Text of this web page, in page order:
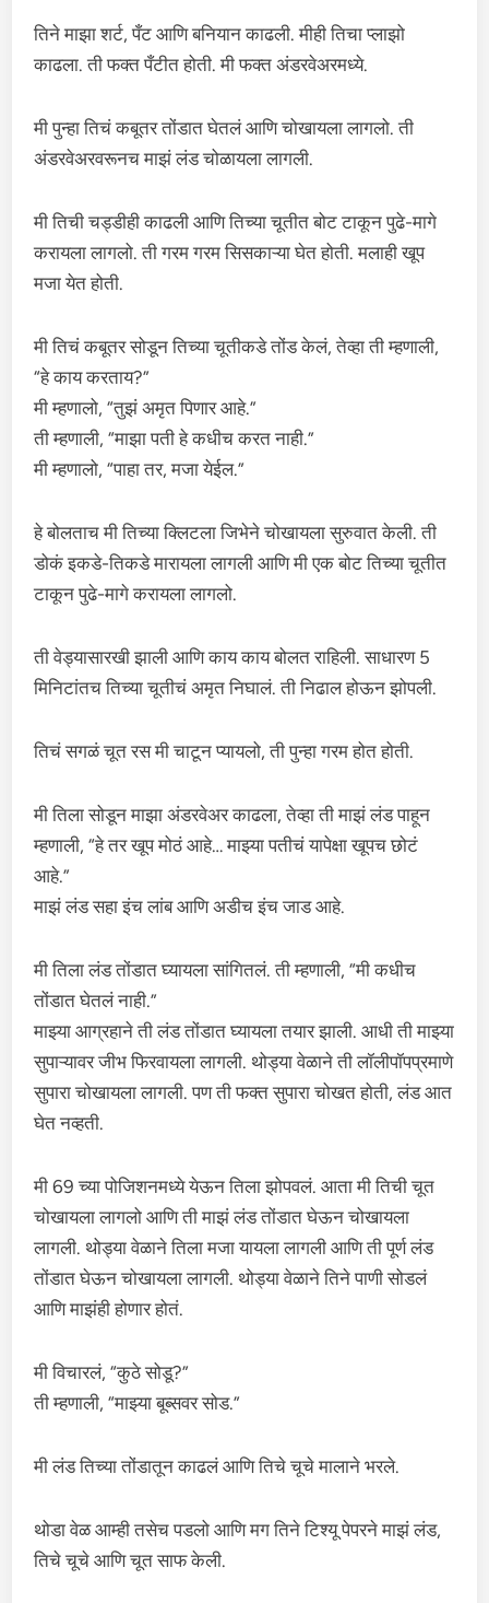
तिने माझा शर्ट, पँट आणि बनियान काढली. मीही तिचा प्लाझो
काढला. ती फक्त पँटीत होती. मी फक्त अंडरवेअरमध्ये.
मी पुन्हा तिचं कबूतर तोंडात घेतलं आणि चोखायला लागलो. ती
अंडरवेअरवरूनच माझं लंड चोळायला लागली.
मी तिची चड्डीही काढली आणि तिच्या चूतीत बोट टाकून पुढे-मागे
करायला लागलो. ती गरम गरम सिसकाऱ्या घेत होती. मलाही खूप
मजा येत होती.
मी तिचं कबूतर सोडून तिच्या चूतीकडे तोंड केलं, तेव्हा ती म्हणाली,
“हे काय करताय?”
मी म्हणालो, “तुझं अमृत पिणार आहे.”
ती म्हणाली, “माझा पती हे कधीच करत नाही.”
मी म्हणालो, “पाहा तर, मजा येईल.”
हे बोलताच मी तिच्या क्लिटला जिभेने चोखायला सुरुवात केली. ती
डोकं इकडे-तिकडे मारायला लागली आणि मी एक बोट तिच्या चूतीत
टाकून पुढे-मागे करायला लागलो.
ती वेड्यासारखी झाली आणि काय काय बोलत राहिली. साधारण 5
मिनिटांतच तिच्या चूतीचं अमृत निघालं. ती निढाल होऊन झोपली.
तिचं सगळं चूत रस मी चाटून प्यायलो, ती पुन्हा गरम होत होती.
मी तिला सोडून माझा अंडरवेअर काढला, तेव्हा ती माझं लंड पाहून
म्हणाली, “हे तर खूप मोठं आहे… माझ्या पतीचं यापेक्षा खूपच छोटं
आहे.”
माझं लंड सहा इंच लांब आणि अडीच इंच जाड आहे.
मी तिला लंड तोंडात घ्यायला सांगितलं. ती म्हणाली, “मी कधीच
तोंडात घेतलं नाही.”
माझ्या आग्रहाने ती लंड तोंडात घ्यायला तयार झाली. आधी ती माझ्या
सुपाऱ्यावर जीभ फिरवायला लागली. थोड्या वेळाने ती लॉलीपॉपप्रमाणे
सुपारा चोखायला लागली. पण ती फक्त सुपारा चोखत होती, लंड आत
घेत नव्हती.
मी 69 च्या पोजिशनमध्ये येऊन तिला झोपवलं. आता मी तिची चूत
चोखायला लागलो आणि ती माझं लंड तोंडात घेऊन चोखायला
लागली. थोड्या वेळाने तिला मजा यायला लागली आणि ती पूर्ण लंड
तोंडात घेऊन चोखायला लागली. थोड्या वेळाने तिने पाणी सोडलं
आणि माझंही होणार होतं.
मी विचारलं, “कुठे सोडू?”
ती म्हणाली, “माझ्या बूब्सवर सोड.”
मी लंड तिच्या तोंडातून काढलं आणि तिचे चूचे मालाने भरले.
थोडा वेळ आम्ही तसेच पडलो आणि मग तिने टिश्यू पेपरने माझं लंड,
तिचे चूचे आणि चूत साफ केली.